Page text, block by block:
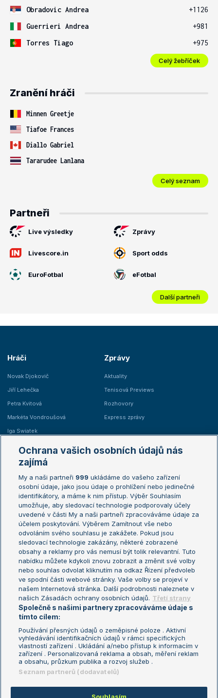
Obradovic Andrea
+1126
Guerrieri Andrea
+981
Torres Tiago
+975
Celý žebříček
Zranění hráči
Minnen Greetje
Tiafoe Frances
Diallo Gabriel
Tararudee Lanlana
Celý seznam
Partneři
Live výsledky Zprávy
Livescore.in Sport odds
EuroFotbal eFotbal
Další partneři
Hráči
Novak Djokovič
Jiří Lehečka
Petra Kvitová
Markéta Vondroušová
Iga Swiatek
Zprávy
Aktuality
Tenisová Previews
Rozhovory
Express zprávy
Žebříčky
Žebříček ATP (muži)
Žebříček WTA (ženy)
Sázkařský žebříček
Australian Open
French Open
Wimbledon
US Open
Turnaj mistrů
Turnaj mistryň
Aktualní trendy
Fotbalové přestupy
Livesport Daily
LS Prague Open
Podmínky užití
Nastavení soukromí
GDPR a žurnalistika
Reklama
Kontakt
Informace o zpracování osobních
údajů
Ochrana vašich osobních údajů nás
zajímá
My a naši partneři 999 ukládáme do vašeho zařízení
osobní údaje, jako jsou údaje o prohlížení nebo jedinečné
identifikátory, a máme k nim přístup. Výběr Souhlasím
umožňuje, aby sledovací technologie podporovaly účely
uvedené v části My a naši partneři zpracováváme údaje za
účelem poskytování. Výběrem Zamítnout vše nebo
odvoláním svého souhlasu je zakážete. Pokud jsou
sledovací technologie zakázány, některé zobrazené
obsahy a reklamy pro vás nemusí být tolik relevantní. Tuto
nabídku můžete kdykoli znovu zobrazit a změnit své volby
nebo souhlas odvolat kliknutím na odkaz Řízení předvoleb
ve spodní části webové stránky. Vaše volby se projeví v
našem Internetová stránka. Další podrobnosti naleznete v
našich Zásadách ochrany osobních údajů. Třetí strany
Společně s našimi partnery zpracováváme údaje s
tímto cílem:
Používání přesných údajů o zeměpisné poloze . Aktivní
vyhledávání identifikačních údajů v rámci specifických
vlastností zařízení . Ukládání a/nebo přístup k informacím v
zařízení . Personalizovaná reklama a obsah, měření reklam
a obsahu, průzkum publika a rozvoj služeb .
Seznam partnerů (dodavatelů)